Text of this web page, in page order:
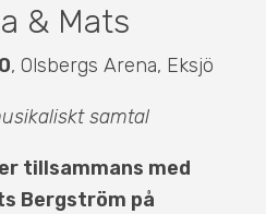
& Mats
, Olsbergs Arena, Eksjö
samtal
tillsammans med
Bergström på